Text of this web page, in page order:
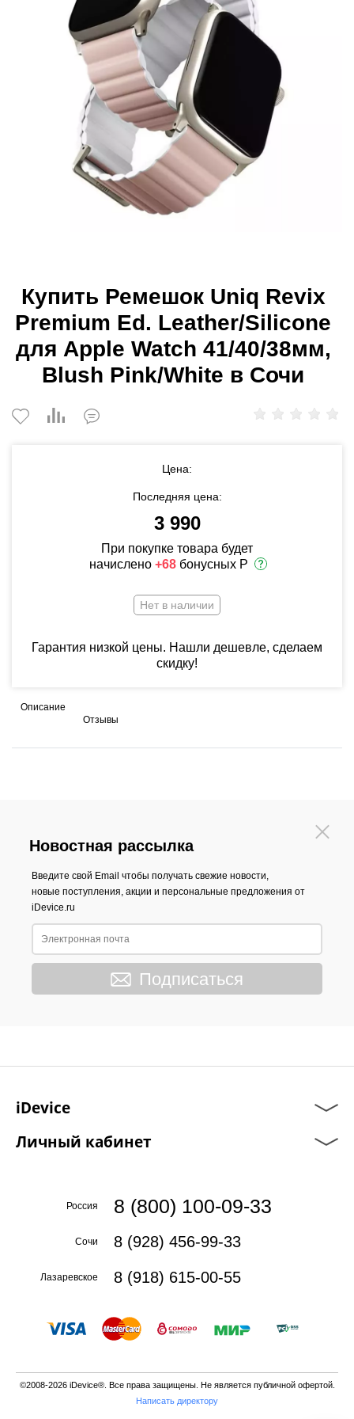
Купить Ремешок Uniq Revix
Premium Ed. Leather/Silicone
для Apple Watch 41/40/38мм,
Blush Pink/White в Сочи
Цена:
Последняя цена:
3 990
При покупке товара будет
начислено +68бонусных Р
Нет в наличии
Гарантия низкой цены. Нашли дешевле, сделаем
скидку!
Описание
Отзывы
Новостная рассылка
Введите свой Email чтобы получать свежие новости,
новые поступления, акции и персональные предложения от
iDevice.ru
Подписаться
iDevice
Личный кабинет
Россия 8 (800) 100-09-33
Сочи 8 (928) 456-99-33
Лазаревское 8 (918) 615-00-55
©2008-2026 iDevice®. Все права защищены. Не является публичной офертой.
Написать директору